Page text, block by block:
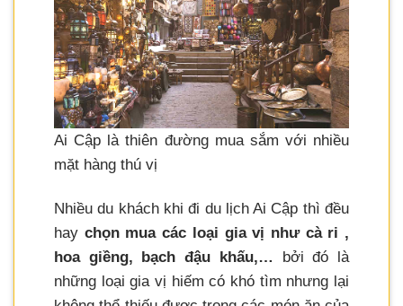
Ai Cập là thiên đường mua sắm với nhiều
mặt hàng thú vị
Nhiều du khách khi đi du lịch Ai Cập thì đều
hay chọn mua các loại gia vị như cà ri ,
hoa giềng, bạch đậu khấu,… bởi đó là
những loại gia vị hiếm có khó tìm nhưng lại